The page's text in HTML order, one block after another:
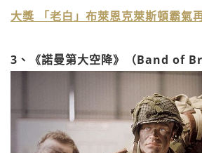
大獎 「老白」布萊恩克萊斯頓霸氣
3、《諾曼第大空降》（Band of